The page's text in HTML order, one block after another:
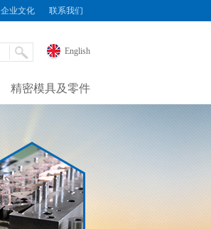
企业文化 联系我们
English
精密模具及零件